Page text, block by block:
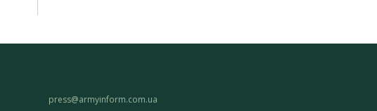
press@armyinform.com.ua